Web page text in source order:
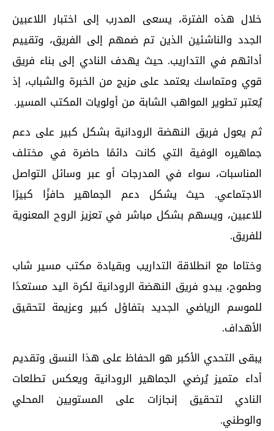
خلال هذه الفترة، يسعى المدرب إلى اختبار اللاعبين
الجدد والناشئين الذين تم ضمهم إلى الفريق، وتقييم
أدائهم في التداريب. حيث يهدف النادي إلى بناء فريق
قوي ومتماسك يعتمد على مزيج من الخبرة والشباب، إذ
يُعتبر تطوير المواهب الشابة من أولويات المكتب المسير.
ثم يعول فريق النهضة الرودانية بشكل كبير على دعم
جماهيره الوفية التي كانت دائمًا حاضرة في مختلف
المناسبات، سواء في المدرجات أو عبر وسائل التواصل
الاجتماعي. حيث يشكل دعم الجماهير حافزًا كبيرًا
للاعبين، ويسهم بشكل مباشر في تعزيز الروح المعنوية
للفريق.
وختاما مع انطلاقة التداريب وبقيادة مكتب مسير شاب
وطموح، يبدو فريق النهضة الرودانية لكرة اليد مستعدًا
للموسم الرياضي الجديد بتفاؤل كبير وعزيمة لتحقيق
الأهداف.
يبقى التحدي الأكبر هو الحفاظ على هذا النسق وتقديم
أداء متميز يُرضي الجماهير الرودانية ويعكس تطلعات
النادي لتحقيق إنجازات على المستويين المحلي
والوطني.